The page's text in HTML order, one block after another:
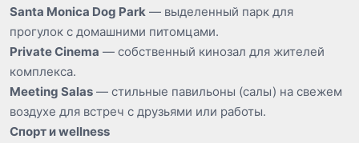
Santa Monica Dog Park — выделенный парк для
прогулок с домашними питомцами.
Private Cinema — собственный кинозал для жителей
комплекса.
Meeting Salas — стильные павильоны (салы) на свежем
воздухе для встреч с друзьями или работы.
Спорт и wellness